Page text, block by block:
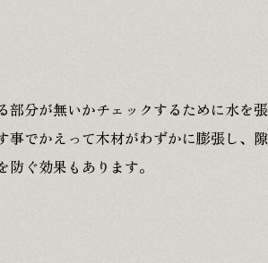
部分が無いかチェックするために水を張
事でかえって木材がわずかに膨張し、隙
ぐ効果もあります。